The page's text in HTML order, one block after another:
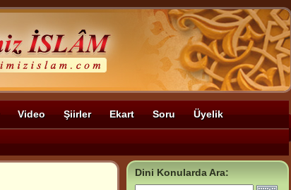
Video Şiirler Ekart Soru Üyelik
Dini Konularda Ara: